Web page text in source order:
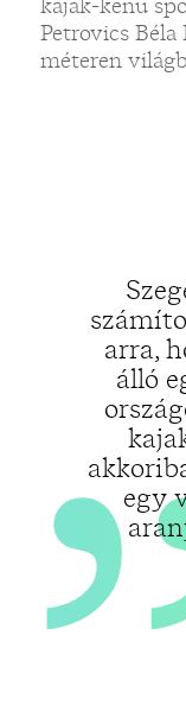
Petrovics Béla
méteren
arra,
álló
egy